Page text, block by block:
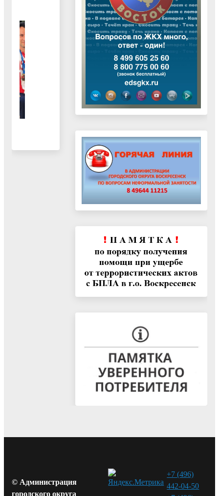
© Администрация
городского округа
+7 (496)
442-04-50